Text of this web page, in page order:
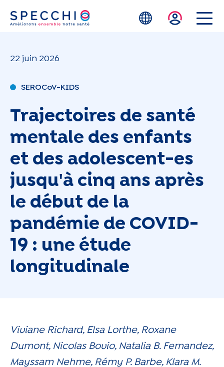
Skip to main content
22 juin 2026
SEROCoV-KIDS
Trajectoires de santé
mentale des enfants
et des adolescent-es
jusqu'à cinq ans après
le début de la
pandémie de COVID-
19 : une étude
longitudinale
Viviane Richard, Elsa Lorthe, Roxane
Dumont, Nicolas Bovio, Natalia B. Fernandez,
Mayssam Nehme, Rémy P. Barbe, Klara M.